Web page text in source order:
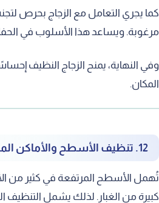
يجري التعامل مع الزجاج بحرص
ويساعد هذا الأسلوب في
النهاية، يمنح الزجاج النظيف إحساسًا
الأسطح المرتفعة في كثير من
من الغبار. لذلك يشمل التنظيف